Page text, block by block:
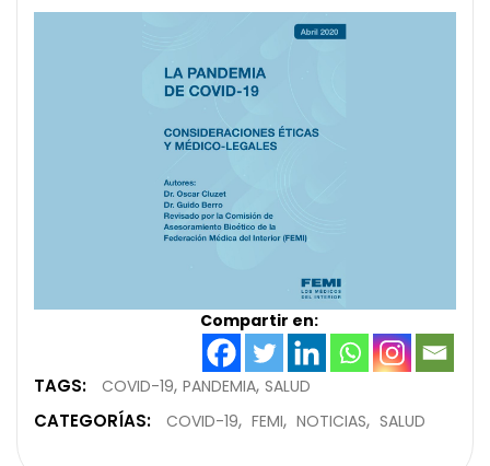
Compartir en:
TAGS: COVID-19 PANDEMIA SALUD
CATEGORÍAS: COVID-19 FEMI NOTICIAS SALUD